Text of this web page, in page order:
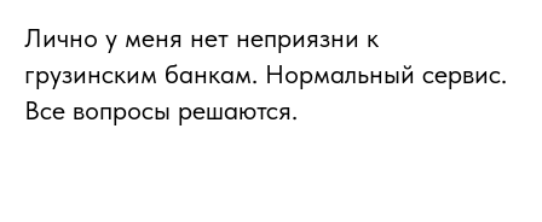
Лично у меня нет неприязни к
грузинским банкам. Нормальный сервис.
Все вопросы решаются.